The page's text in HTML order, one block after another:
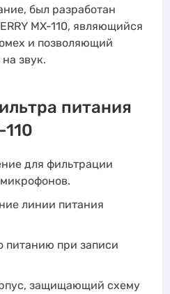
был разработан
MX-110, являющийся
и позволяющий
звук.
питания
110
для фильтрации
линии питания
питанию при записи
защищающий схему